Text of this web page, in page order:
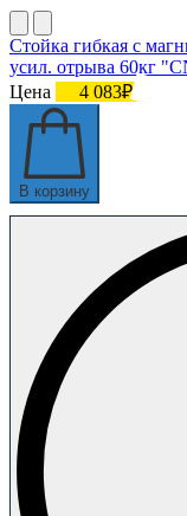
Стойка гибкая с
усил. отрыва 60кг
Цена
4 083₽
В корзину